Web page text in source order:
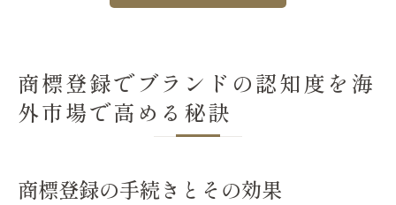
商標登録でブランドの認知度を海
外市場で高める秘訣
商標登録の手続きとその効果